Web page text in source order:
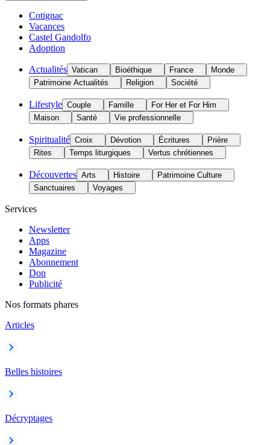
Cotignac
Vacances
Castel Gandolfo
Adoption
Actualités Vatican Bioéthique France
Monde
Patrimoine Actualités
Religion Société
Lifestyle Couple Famille
For Her et For Him
Maison
Santé Vie professionnelle
Spiritualité Croix Dévotion Écritures
Prière
Rites
Temps liturgiques Vertus chrétiennes
Découvertes Arts Histoire
Patrimoine Culture
Sanctuaires
Voyages
Services
Newsletter
Apps
Magazine
Abonnement
Don
Publicité
Nos formats phares
Articles
Belles histoires
Décryptages